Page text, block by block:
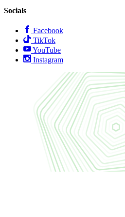
Socials
Facebook
TikTok
YouTube
Instagram